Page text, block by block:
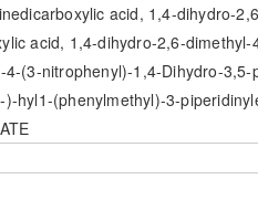
acid, 1,4-dihydro-
acid, 1,4-dihydro-2,6-
(3-nitrophenyl)-1,4-Dihydro-
hyl1-(phenylmethyl)-3-